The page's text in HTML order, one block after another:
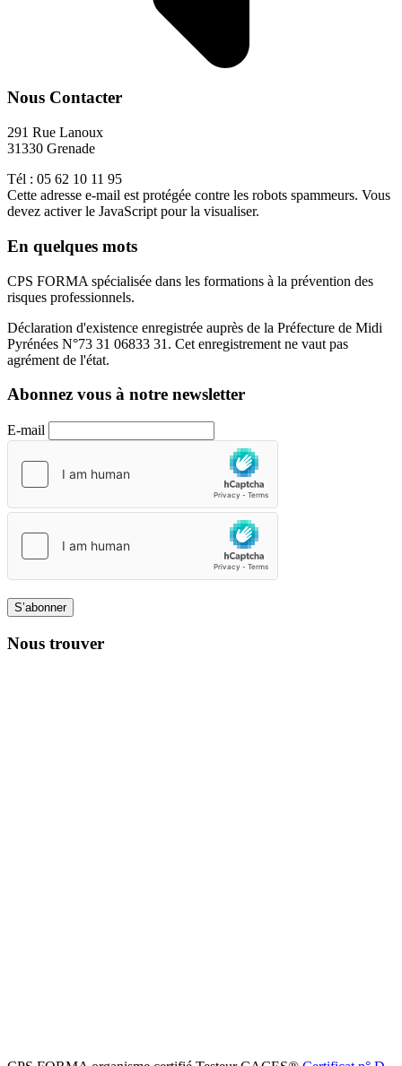
Nous Contacter
291 Rue Lanoux
31330 Grenade
Tél : 05 62 10 11 95
Cette adresse e-mail est protégée contre les robots spammeurs. Vous
devez activer le JavaScript pour la visualiser.
En quelques mots
CPS FORMA spécialisée dans les formations à la prévention des
risques professionnels.
Déclaration d'existence enregistrée auprès de la Préfecture de Midi
Pyrénées N°73 31 06833 31. Cet enregistrement ne vaut pas
agrément de l'état.
Abonnez vous à notre newsletter
E-mail
S’abonner
Nous trouver